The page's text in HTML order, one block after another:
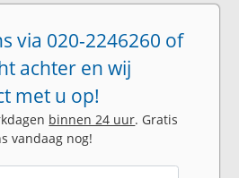
via 020-2246260 of
achter en wij
met u op!
binnen 24 uur. Gratis
vandaag nog!